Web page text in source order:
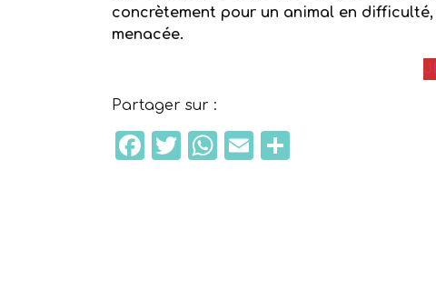
concrètement pour un animal en
menacée.
Partager sur :
Facebook
Twitter
WhatsApp
Email